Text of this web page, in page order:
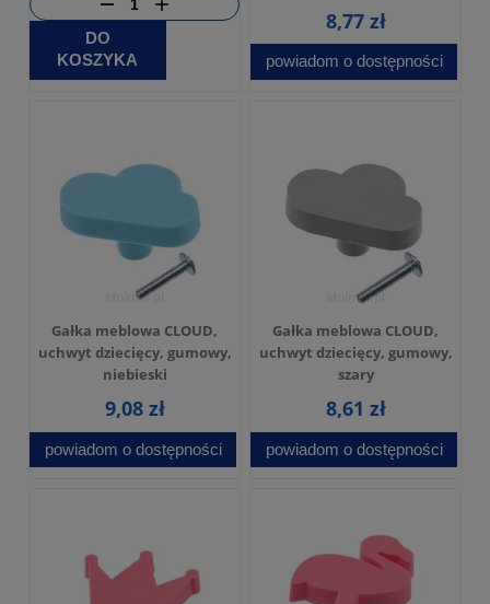
DO
KOSZYKA
8,77 zł
powiadom o dostępności
Gałka meblowa CLOUD,
uchwyt dziecięcy, gumowy,
niebieski
9,08 zł
powiadom o dostępności
Gałka meblowa CLOUD,
uchwyt dziecięcy, gumowy,
szary
8,61 zł
powiadom o dostępności